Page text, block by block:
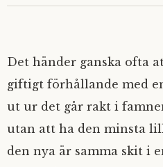
Det händer ganska ofta
giftigt förhållande med
ut ur det går rakt i
utan att ha den minsta
den nya är samma skit i